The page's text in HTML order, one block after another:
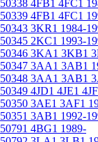
50338 4FB1 4FC1
50339 4FB1 4FC1
50343 3KR1 1984-
50345 2KC1 1993-
50346 3KA1 3KB1
50347 3AA1 3AB1
50348 3AA1 3AB1
50349 4JD1 4JE1
50350 3AE1 3AF1
50351 3AB1 1992-
50791 4BG1 1989-